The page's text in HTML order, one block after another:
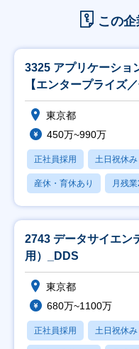
この
3325 アプリケーショ
【エンタープライズ／
東京都
450万~990万
正社員採用 土日祝休み
産休・育休あり 月残
2743 データサイエン
用）_DDS
東京都
680万~1100万
正社員採用 土日祝休み